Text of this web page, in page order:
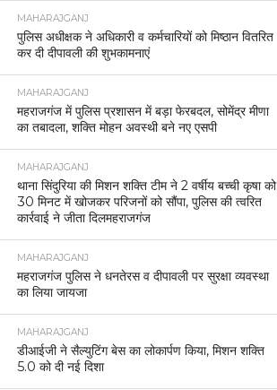
MAHARAJGANJ
पुलिस अधीक्षक ने अधिकारी व कर्मचारियों को मिष्ठान वितरित
कर दी दीपावली की शुभकामनाएं
MAHARAJGANJ
महराजगंज में पुलिस प्रशासन में बड़ा फेरबदल, सोमेंद्र मीणा
का तबादला, शक्ति मोहन अवस्थी बने नए एसपी
MAHARAJGANJ
थाना सिंदुरिया की मिशन शक्ति टीम ने 2 वर्षीय बच्ची कृषा को
30 मिनट में खोजकर परिजनों को सौंपा, पुलिस की त्वरित
कार्रवाई ने जीता दिलमहराजगंज
MAHARAJGANJ
महराजगंज पुलिस ने धनतेरस व दीपावली पर सुरक्षा व्यवस्था
का लिया जायजा
MAHARAJGANJ
डीआईजी ने सैल्युटिंग बेस का लोकार्पण किया, मिशन शक्ति
5.0 को दी नई दिशा